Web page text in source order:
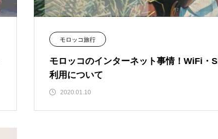
モロッコ旅行
モロッコのインターネット事情！WiFi・
利用について
2020.01.10